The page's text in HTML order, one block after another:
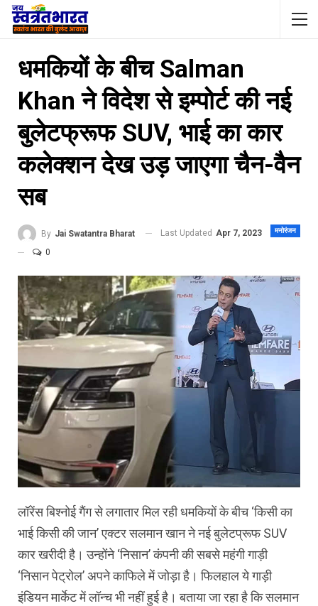
धमकियों के बीच Salman
Khan ने विदेश से इम्पोर्ट की नई
बुलेटफ्रूफ SUV, भाई का कार
कलेक्शन देख उड़ जाएगा चैन-वैन
सब
मनोरंजन
By Jai Swatantra Bharat Last Updated Apr 7, 2023
0
लॉरेंस बिश्‍नोई गैंग से लगातार मिल रही धमकियों के बीच ‘किसी का
भाई किसी की जान’ एक्टर सलमान खान ने नई बुलेटप्रूफ SUV
कार खरीदी है। उन्होंने ‘निसान’ कंपनी की सबसे महंगी गाड़ी
‘न‍िसान पेट्रोल’ अपने काफिले में जोड़ा है। फिलहाल ये गाड़ी
इंडियन मार्केट में लॉन्च भी नहीं हुई है। बताया जा रहा है कि सलमान